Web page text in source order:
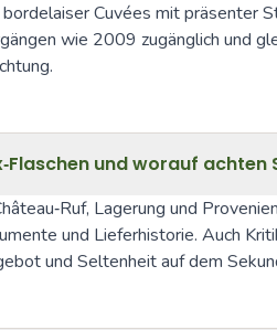
Cuvées mit präsenter
wie 2009 zugänglich und
und worauf achten
Lagerung und
und Lieferhistorie. Auch
und Seltenheit auf dem